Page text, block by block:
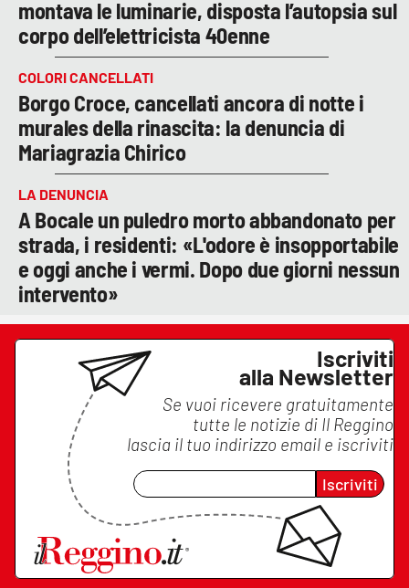
montava le luminarie, disposta l’autopsia sul
corpo dell’elettricista 40enne
COLORI CANCELLATI
Borgo Croce, cancellati ancora di notte i
murales della rinascita: la denuncia di
Mariagrazia Chirico
LA DENUNCIA
A Bocale un puledro morto abbandonato per
strada, i residenti: «L'odore è insopportabile
e oggi anche i vermi. Dopo due giorni nessun
intervento»
Iscriviti
alla Newsletter
Se vuoi ricevere gratuitamente
tutte le notizie di Il Reggino
lascia il tuo indirizzo email e iscriviti
Iscriviti